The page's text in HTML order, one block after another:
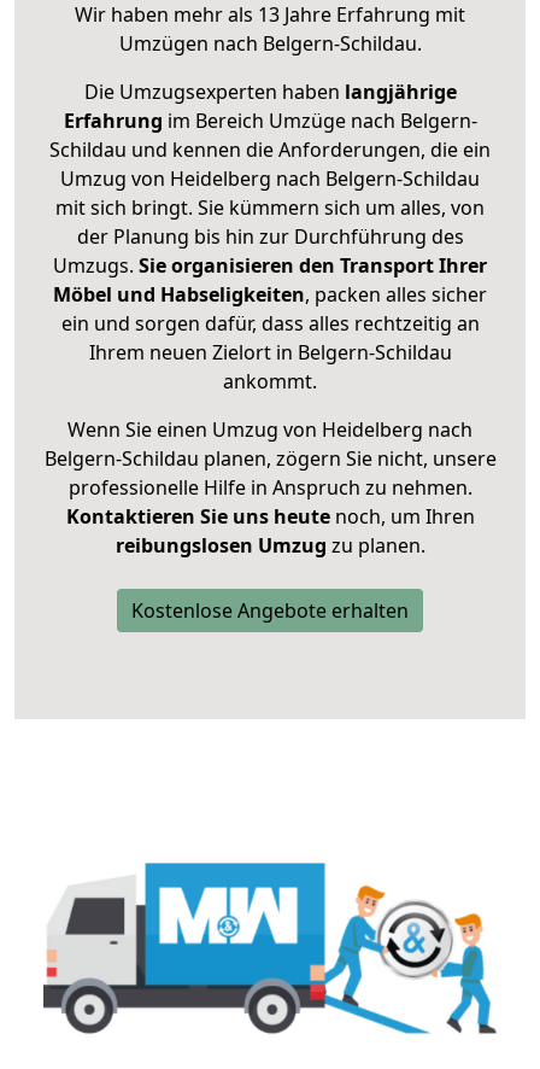
Wir haben mehr als 13 Jahre Erfahrung mit
Umzügen nach Belgern-Schildau.
Die Umzugsexperten haben langjährige
Erfahrung im Bereich Umzüge nach Belgern-
Schildau und kennen die Anforderungen, die ein
Umzug von Heidelberg nach Belgern-Schildau
mit sich bringt. Sie kümmern sich um alles, von
der Planung bis hin zur Durchführung des
Umzugs. Sie organisieren den Transport Ihrer
Möbel und Habseligkeiten, packen alles sicher
ein und sorgen dafür, dass alles rechtzeitig an
Ihrem neuen Zielort in Belgern-Schildau
ankommt.
Wenn Sie einen Umzug von Heidelberg nach
Belgern-Schildau planen, zögern Sie nicht, unsere
professionelle Hilfe in Anspruch zu nehmen.
Kontaktieren Sie uns heutenoch, um Ihren
reibungslosen Umzug zu planen.
Kostenlose Angebote erhalten